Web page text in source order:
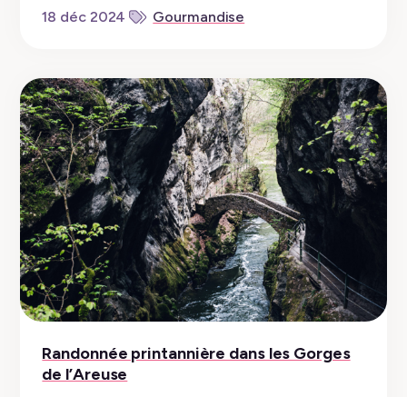
18 déc 2024 Gourmandise
Randonnée printannière dans les Gorges
de l’Areuse